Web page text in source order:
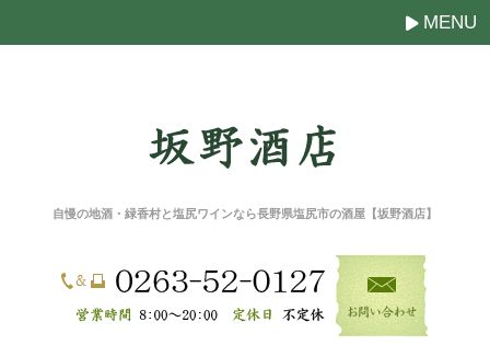
自慢の地酒・緑香村と塩尻ワインなら長野県塩尻市の酒屋【坂野酒店】
MENU